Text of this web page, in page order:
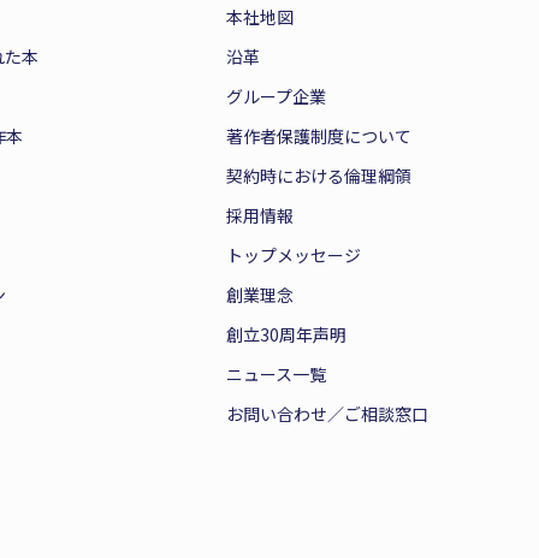
本
本
本社地図
沿革
グループ企業
著作者保護制度について
契約時における倫理綱領
採用情報
トップメッセージ
創業理念
創立30周年声明
ニュース一覧
お問い合わせ／ご相談窓口